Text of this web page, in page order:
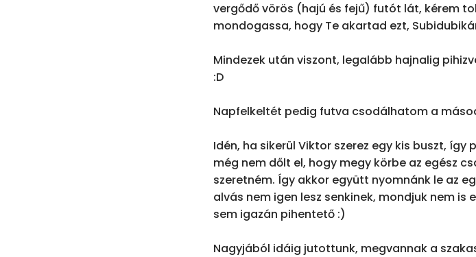
vergődő vörös (hajú és fejű) futót lát, kérem
mondogassa, hogy Te akartad ezt,
Mindezek után viszont, legalább hajnalig
:D
Napfelkeltét pedig futva csodálhatom a
Idén, ha sikerül Viktor szerez egy kis buszt, így
még nem dőlt el, hogy megy körbe az egész
szeretném. Így akkor együtt nyomnánk le az
alvás nem igen lesz senkinek, mondjuk nem
sem igazán pihentető :)
Nagyjából idáig jutottunk, megvannak a